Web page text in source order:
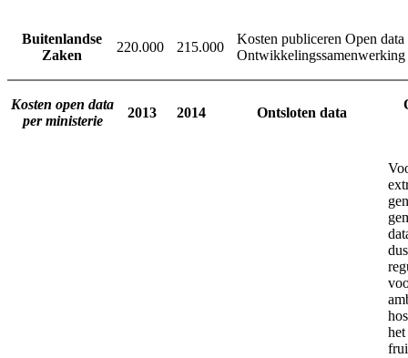
Buitenlandse
Zaken
220.000 215.000
Kosten publiceren Open data
Ontwikkelingssamenwerking
Kosten open data
per ministerie
2013 2014 Ontsloten data